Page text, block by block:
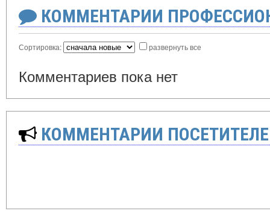
КОММЕНТАРИИ
Сортировка: развернуть все
Комментариев пока нет
КОММЕНТАРИИ